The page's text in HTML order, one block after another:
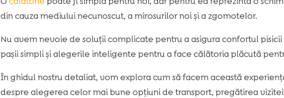
din cauza mediului necunoscut, a mirosurilor noi și a zgomotelor.
Nu avem nevoie de soluții complicate pentru a asigura confortul pisicii
pașii simpli și alegerile inteligente pentru a face călătoria plăcută
În ghidul nostru detaliat, vom explora cum să facem această
despre alegerea celor mai bune opțiuni de transport, pregătirea